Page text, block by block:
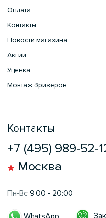
Оплата
Контакты
Новости магазина
Акции
Уценка
Монтаж бризеров
Контакты
+7 (495) 989-52-
Москва
Пн-Вс 9:00 - 20:00
WhatsApp